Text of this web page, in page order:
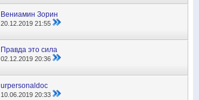
Вениамин Зорин
20.12.201921:55
Правда это сила
02.12.201920:36
urpersonaldoc
10.06.201920:33